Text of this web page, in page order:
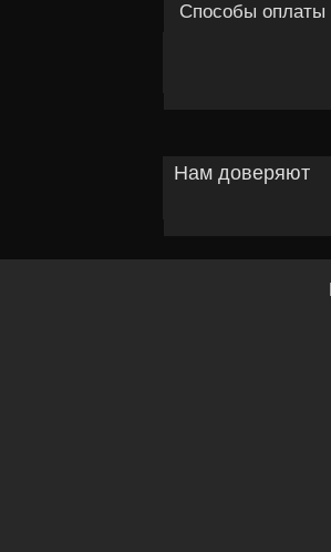
Способы оплаты
Нам доверяют